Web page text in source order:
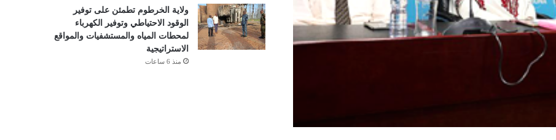
ولاية الخرطوم تطمئن على توفير
الوقود الاحتياطي وتوفير الكهرباء
لمحطات المياه والمستشفيات والمواقع
الاستراتيجية
منذ 6 ساعات